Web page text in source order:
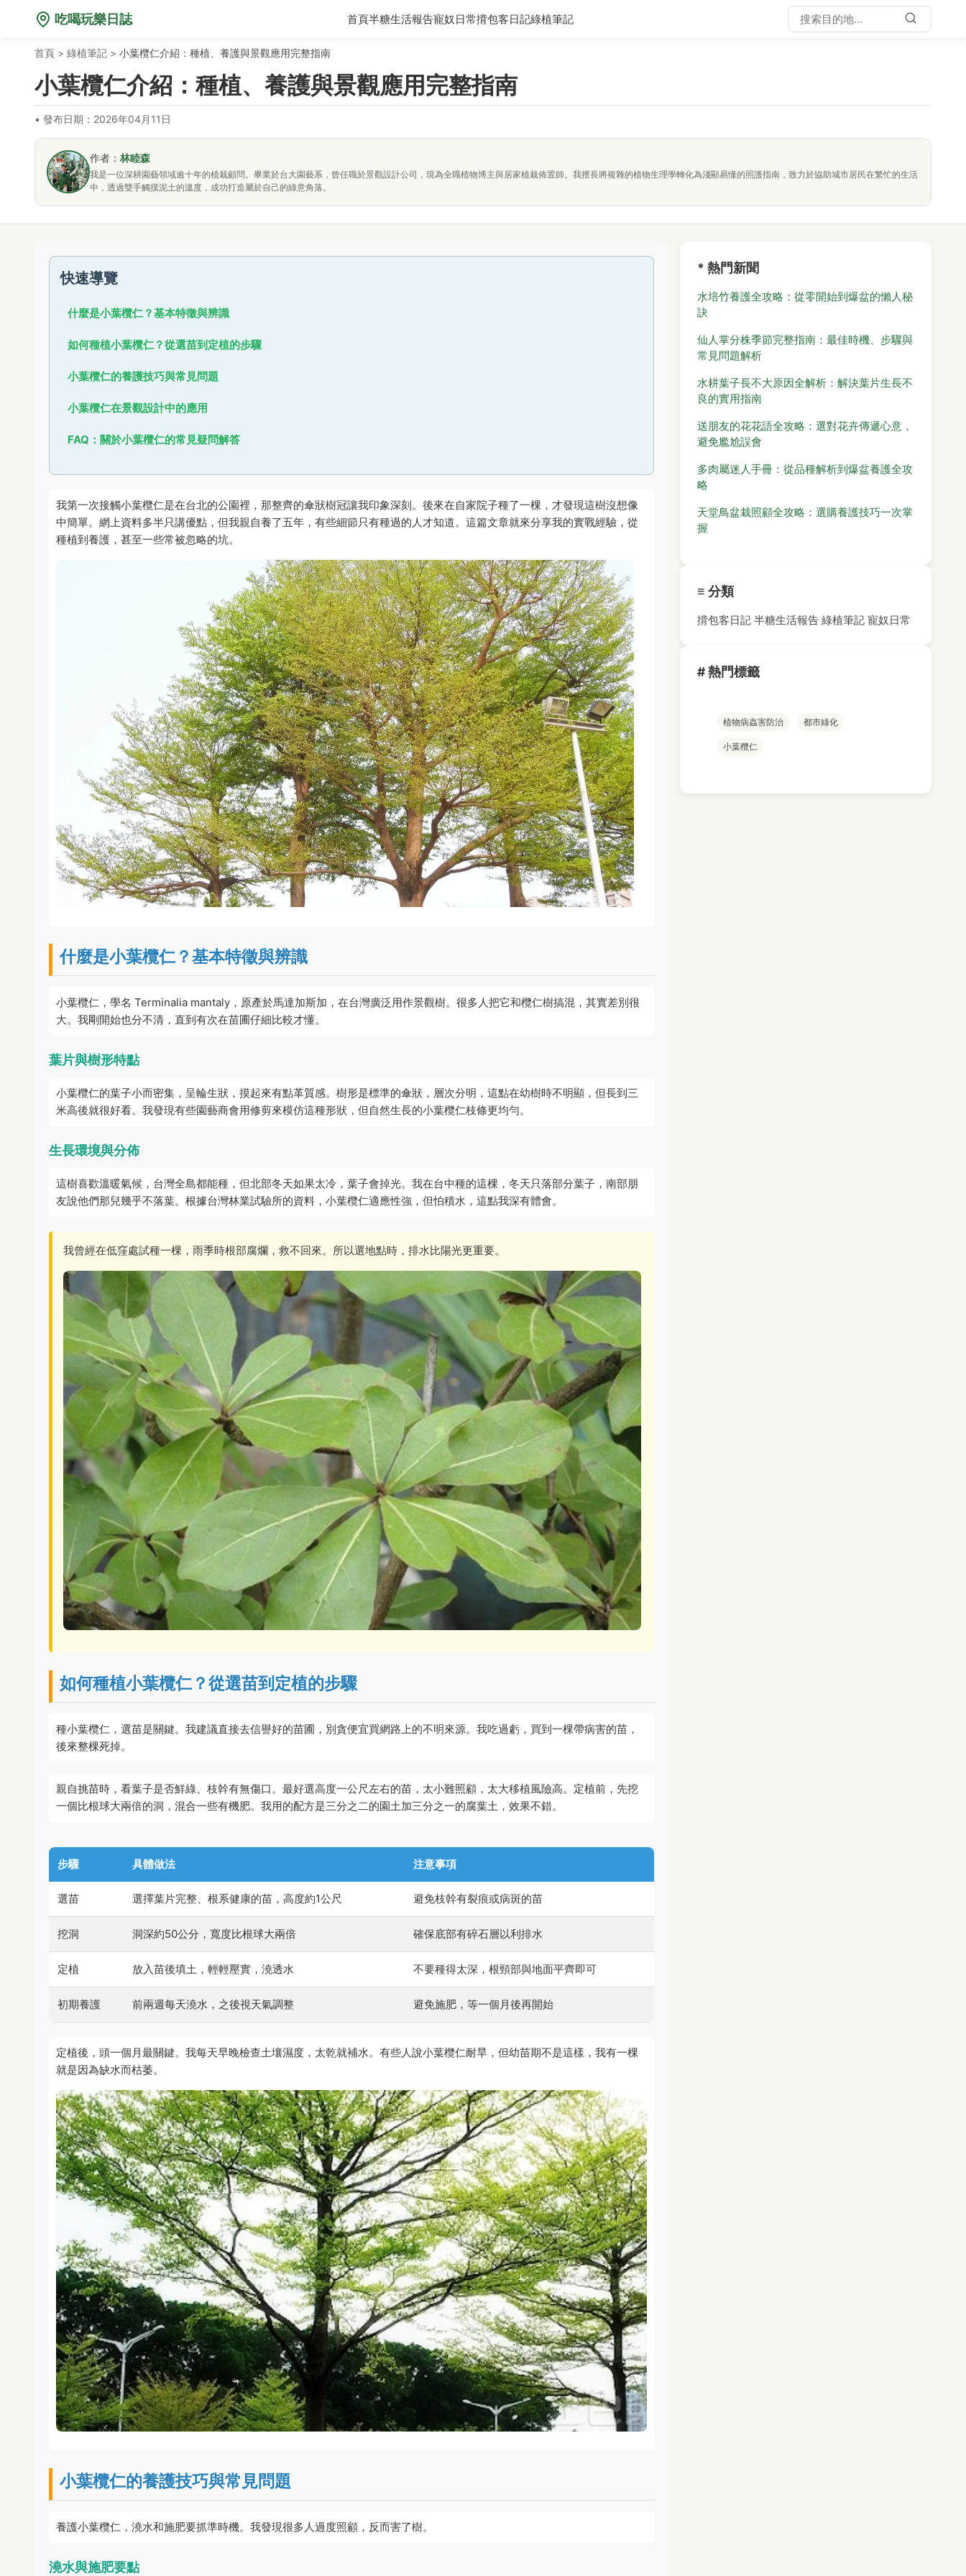
吃喝玩樂日誌 首頁半糖生活報告寵奴日常揹包客日記綠植筆記
首頁 > 綠植筆記 > 小葉欖仁介紹：種植、養護與景觀應用完整指南
小葉欖仁介紹：種植、養護與景觀應用完整指南
• 發布日期：2026年04月11日
作者： 林睦森
我是一位深耕園藝領域逾十年的植栽顧問。畢業於台大園藝系，曾任職於景觀設計公司，現為全職植物博主與居家植栽佈置師。我擅長將複雜的植物生理學轉化為淺顯易懂的照護指南，致力於協助城市居民在繁忙的生活
中，透過雙手觸摸泥土的溫度，成功打造屬於自己的綠意角落。
快速導覽
什麼是小葉欖仁？基本特徵與辨識
如何種植小葉欖仁？從選苗到定植的步驟
小葉欖仁的養護技巧與常見問題
小葉欖仁在景觀設計中的應用
FAQ：關於小葉欖仁的常見疑問解答
我第一次接觸小葉欖仁是在台北的公園裡，那整齊的傘狀樹冠讓我印象深刻。後來在自家院子種了一棵，才發現這樹沒想像
中簡單。網上資料多半只講優點，但我親自養了五年，有些細節只有種過的人才知道。這篇文章就來分享我的實戰經驗，從
種植到養護，甚至一些常被忽略的坑。
什麼是小葉欖仁？基本特徵與辨識
小葉欖仁，學名 Terminalia mantaly，原產於馬達加斯加，在台灣廣泛用作景觀樹。很多人把它和欖仁樹搞混，其實差別很
大。我剛開始也分不清，直到有次在苗圃仔細比較才懂。
葉片與樹形特點
小葉欖仁的葉子小而密集，呈輪生狀，摸起來有點革質感。樹形是標準的傘狀，層次分明，這點在幼樹時不明顯，但長到三
米高後就很好看。我發現有些園藝商會用修剪來模仿這種形狀，但自然生長的小葉欖仁枝條更均勻。
生長環境與分佈
這樹喜歡溫暖氣候，台灣全島都能種，但北部冬天如果太冷，葉子會掉光。我在台中種的這棵，冬天只落部分葉子，南部朋
友說他們那兒幾乎不落葉。根據台灣林業試驗所的資料，小葉欖仁適應性強，但怕積水，這點我深有體會。
我曾經在低窪處試種一棵，雨季時根部腐爛，救不回來。所以選地點時，排水比陽光更重要。
如何種植小葉欖仁？從選苗到定植的步驟
種小葉欖仁，選苗是關鍵。我建議直接去信譽好的苗圃，別貪便宜買網路上的不明來源。我吃過虧，買到一棵帶病害的苗，
後來整棵死掉。
親自挑苗時，看葉子是否鮮綠、枝幹有無傷口。最好選高度一公尺左右的苗，太小難照顧，太大移植風險高。定植前，先挖
一個比根球大兩倍的洞，混合一些有機肥。我用的配方是三分之二的園土加三分之一的腐葉土，效果不錯。
步驟 具體做法 注意事項
選苗 選擇葉片完整、根系健康的苗，高度約1公尺 避免枝幹有裂痕或病斑的苗
挖洞 洞深約50公分，寬度比根球大兩倍 確保底部有碎石層以利排水
定植 放入苗後填土，輕輕壓實，澆透水 不要種得太深，根頸部與地面平齊即可
初期養護 前兩週每天澆水，之後視天氣調整 避免施肥，等一個月後再開始
定植後，頭一個月最關鍵。我每天早晚檢查土壤濕度，太乾就補水。有些人說小葉欖仁耐旱，但幼苗期不是這樣，我有一棵
就是因為缺水而枯萎。
小葉欖仁的養護技巧與常見問題
養護小葉欖仁，澆水和施肥要抓準時機。我發現很多人過度照顧，反而害了樹。
澆水與施肥要點
* 熱門新聞
水培竹養護全攻略：從零開始到爆盆的懶人秘
訣
仙人掌分株季節完整指南：最佳時機、步驟與
常見問題解析
水耕葉子長不大原因全解析：解決葉片生長不
良的實用指南
送朋友的花花語全攻略：選對花卉傳遞心意，
避免尷尬誤會
多肉屬迷人手冊：從品種解析到爆盆養護全攻
略
天堂鳥盆栽照顧全攻略：選購養護技巧一次掌
握
≡ 分類
揹包客日記 半糖生活報告 綠植筆記 寵奴日常
# 熱門標籤
植物病蟲害防治 都市綠化
小葉欖仁